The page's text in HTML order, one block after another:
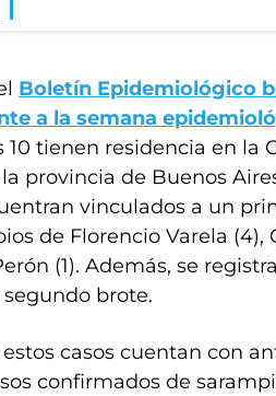
Boletín Epidemiológico
a la semana
10 tienen residencia en la
provincia de Buenos
vinculados a un
de Florencio Varela (4),
(1). Además, se
brote.
casos cuentan con
confirmados de